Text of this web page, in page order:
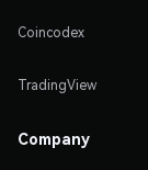
Coincodex
TradingView
Company